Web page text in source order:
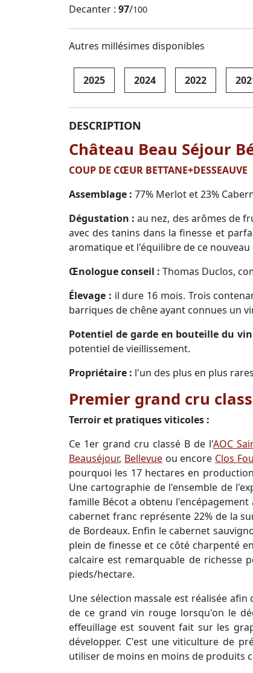
Decanter : 97/100
Autres millésimes disponibles
2025 2024 2022
DESCRIPTION
Château Beau Séjour
COUP DE CŒUR BETTANE+DESSEAUVE
Assemblage : 77% Merlot et 23%
Dégustation :au nez, des arômes de
avec des tanins dans la finesse et
aromatique et l'équilibre de ce
Œnologue conseil : Thomas Duclos,
Élevage : il dure 16 mois. Trois
barriques de chêne ayant connues un
Potentiel de garde en bouteille du
potentiel de vieillissement.
Propriétaire : l'un des plus en plus
Premier grand cru
Terroir et pratiques viticoles :
Ce 1er grand cru classé B de l'AOC
Beauséjour, Bellevueou encore Clos
pourquoi les 17 hectares en
Une cartographie de l'ensemble de
famille Bécot a obtenu
cabernet franc représente 22% de la
de Bordeaux. Enfin le cabernet
plein de finesse et ce côté charpenté
calcaire est remarquable de richesse
pieds/hectare.
Une sélection massale est réalisée
de ce grand vin rouge lorsqu'on le
effeuillage est souvent fait sur les
développer. C'est une viticulture de
utiliser de moins en moins de produits